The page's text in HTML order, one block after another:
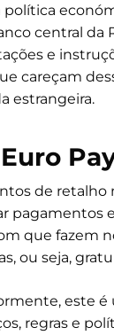
central
e
careçam
estrangeira.
de
pagamentos
que fazem
ou seja,
este
regras e